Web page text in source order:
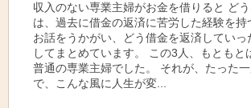
収入のない専業主婦がお金を借りると ど
は、過去に借金の返済に苦労した経験を持
お話をうかがい、どう借金を返済していっ
してまとめています。 この3人、もともと
普通の専業主婦でした。 それが、たった
で、こんな風に人生が変...